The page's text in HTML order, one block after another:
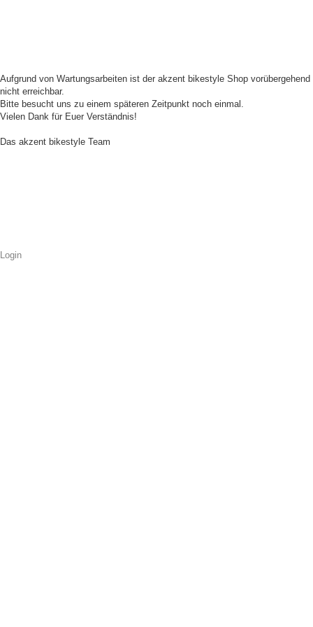
Aufgrund von Wartungsarbeiten ist der akzent bikestyle Shop vorübergehend
nicht erreichbar.
Bitte besucht uns zu einem späteren Zeitpunkt noch einmal.
Vielen Dank für Euer Verständnis!
Das akzent bikestyle Team
Login